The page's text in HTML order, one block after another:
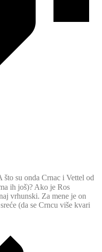
što su onda Crnac i Vettel od
ih još)? Ako je Ros
vrhunski. Za mene je on
(da se Crncu više kvari